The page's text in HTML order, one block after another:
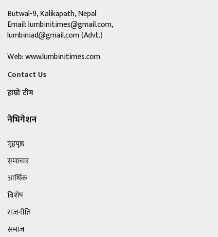
Butwal-9, Kalikapath, Nepal
Email:lumbinitimes@gmail.com,
lumbiniad@gmail.com(Advt.)
Web: www.lumbinitimes.com
Contact Us
हाम्रो टीम
नेभिगेशन
गृहपृष्ठ
समाचार
आर्थिक
विशेष
राजनीति
समाज